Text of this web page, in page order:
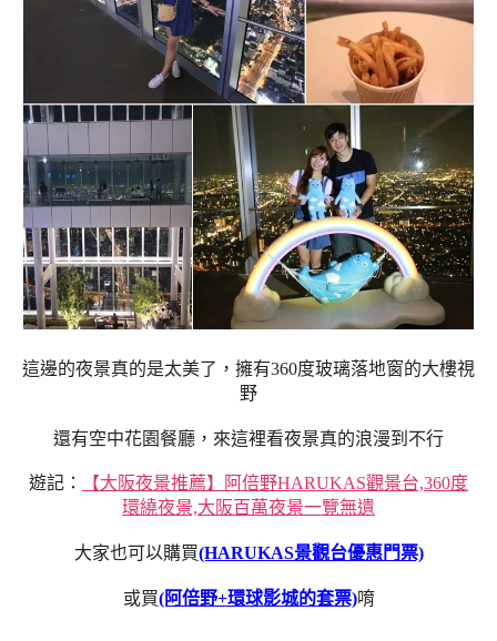
這邊的夜景真的是太美了，擁有360度玻璃落地窗的大樓視
野
還有空中花園餐廳，來這裡看夜景真的浪漫到不行
遊記：
【大阪夜景推薦】阿倍野HARUKAS觀景台,360度
環繞夜景,大阪百萬夜景一覽無遺
大家也可以購買(HARUKAS景觀台優惠門票)
或買(阿倍野+環球影城的套票)唷